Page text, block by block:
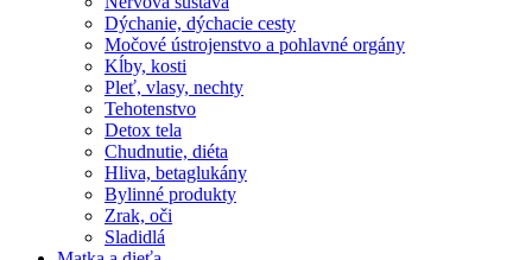
Dýchanie, dýchacie cesty
Močové ústrojenstvo a pohlavné orgány
Kĺby, kosti
Pleť, vlasy, nechty
Tehotenstvo
Detox tela
Chudnutie, diéta
Hliva, betaglukány
Bylinné produkty
Zrak, oči
Sladidlá